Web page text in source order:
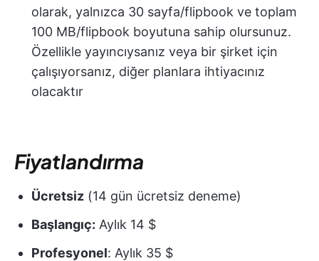
olarak, yalnızca 30 sayfa/flipbook ve toplam
100 MB/flipbook boyutuna sahip olursunuz.
Özellikle yayıncıysanız veya bir şirket için
çalışıyorsanız, diğer planlara ihtiyacınız
olacaktır
Fiyatlandırma
Ücretsiz (14 gün ücretsiz deneme)
Başlangıç: Aylık 14 $
Profesyonel: Aylık 35 $